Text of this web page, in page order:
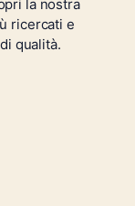
la nostra
ricercati e
qualità.